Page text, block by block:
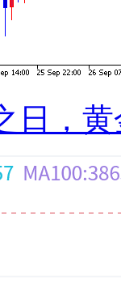
日，黄